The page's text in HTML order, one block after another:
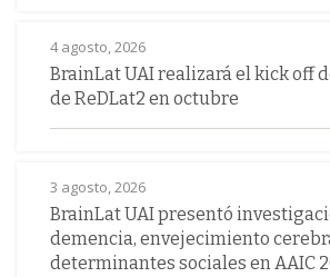
4 agosto, 2026
BrainLat UAI realizará el kick off
de ReDLat2 en octubre
3 agosto, 2026
BrainLat UAI presentó
demencia, envejecimiento
determinantes sociales en AAIC